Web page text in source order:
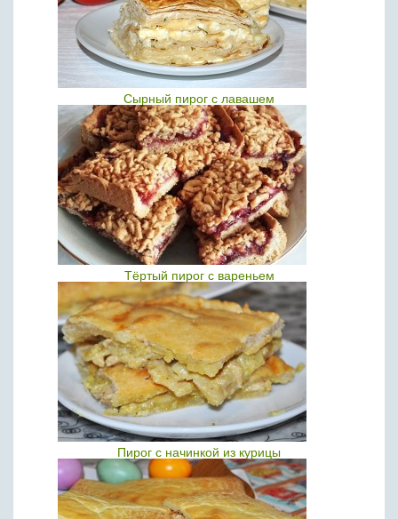
Сырный пирог с лавашем
Тёртый пирог с вареньем
Пирог с начинкой из курицы